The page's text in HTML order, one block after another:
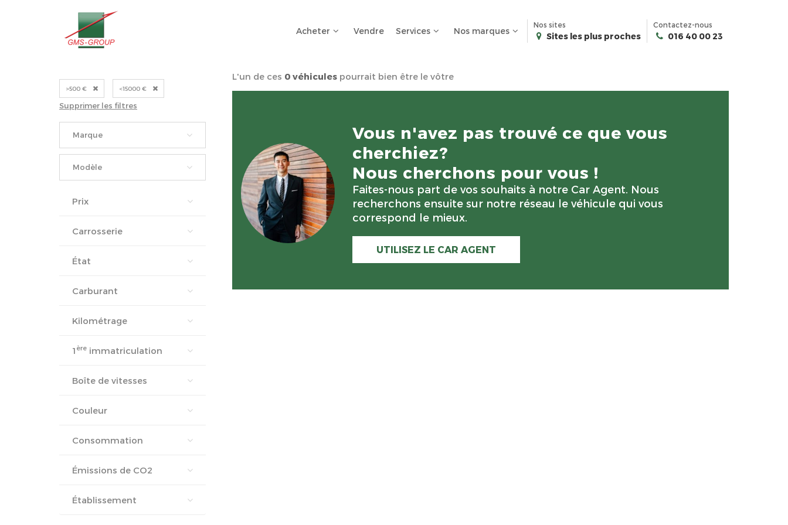
Acheter Vendre Services Nos marques
Nos sites
Sites les plus proches
Contactez-nous
016 40 00 23
>500 € <15000 €
Supprimer les filtres
Marque
Modèle
Prix
Carrosserie
État
Carburant
Kilométrage
1 ère immatriculation
Boîte de vitesses
Couleur
Consommation
Émissions de CO2
Établissement
L'un de ces 0 véhicules pourrait bien être le vôtre
Vous n'avez pas trouvé ce que vous
cherchiez?
Nous cherchons pour vous !
Faites-nous part de vos souhaits à notre Car Agent. Nous
recherchons ensuite sur notre réseau le véhicule qui vous
correspond le mieux.
UTILISEZ LE CAR AGENT